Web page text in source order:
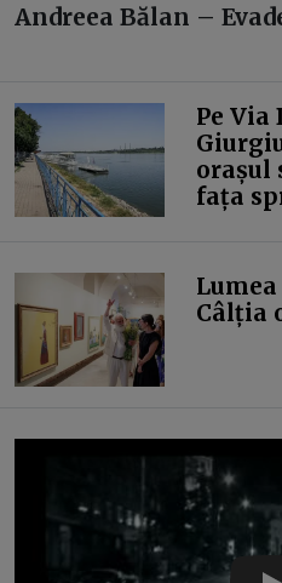
Andreea Bălan –
Pe Via
orașul
fața
Câlția